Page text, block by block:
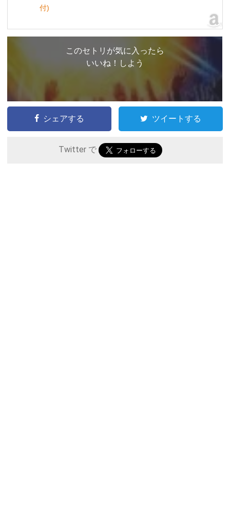
付)
このセトリが気に入ったら
いいね！しよう
シェアする ツイートする
Twitter で